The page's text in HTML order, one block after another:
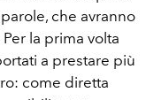
che avranno
la prima volta
a prestare più
come diretta